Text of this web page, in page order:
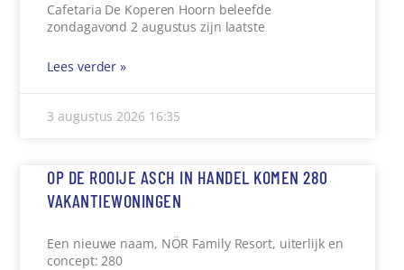
Cafetaria De Koperen Hoorn beleefde
zondagavond 2 augustus zijn laatste
Lees verder »
3 augustus 2026 16:35
OP DE ROOIJE ASCH IN HANDEL KOMEN 280
VAKANTIEWONINGEN
Een nieuwe naam, NÖR Family Resort, uiterlijk en
concept: 280